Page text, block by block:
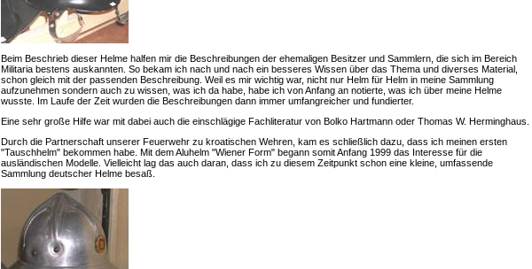
Beim Beschrieb dieser Helme halfen mir die Beschreibungen der ehemaligen Besitzer und Sammlern, die sich im Bereich
Militaria bestens auskannten. So bekam ich nach und nach ein besseres Wissen über das Thema und diverses Material,
schon gleich mit der passenden Beschreibung. Weil es mir wichtig war, nicht nur Helm für Helm in meine Sammlung
aufzunehmen sondern auch zu wissen, was ich da habe, habe ich von Anfang an notierte, was ich über meine Helme
wusste. Im Laufe der Zeit wurden die Beschreibungen dann immer umfangreicher und fundierter.
Eine sehr große Hilfe war mit dabei auch die einschlägige Fachliteratur von Bolko Hartmann oder Thomas W. Herminghaus.
Durch die Partnerschaft unserer Feuerwehr zu kroatischen Wehren, kam es schließlich dazu, dass ich meinen ersten
"Tauschhelm" bekommen habe. Mit dem Aluhelm "Wiener Form" begann somit Anfang 1999 das Interesse für die
ausländischen Modelle. Vielleicht lag das auch daran, dass ich zu diesem Zeitpunkt schon eine kleine, umfassende
Sammlung deutscher Helme besaß.